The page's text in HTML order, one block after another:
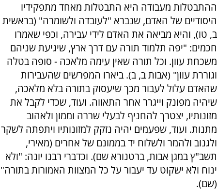
ההתבטלות מעבודה היא התבטלות מאחד מתפקידיו
היסודיים של האדם, שנברא "לעובדה ולשומרה" (בראשית
ב, טו), והיא מביאה את האדם לידי עבירה, וכפי שאמרו
חכמים: "יפה תלמוד תורה עם דרך ארץ, שיגיעת שניהם
משכחת עוון. וכל תורה שאין עימה מלאכה - סופה בטלה
וגוררת עוון" (אבות ב, ב). ביארו המפרשים שהעבירות
שהאדם עלול לעבור מכך שיעסוק בתורה בלא מלאכה,
שיהיה מפונק וייגרר אחר התאווה. ועוד, שכדי לקבל את
מזונותיו, יצטרך להחניף לבעלי שררה וממון ולאהוב
מתנות. ועוד, שפעמים יהיה נזקק למזונותיו ויתפתה לשקר
ולגנוב ולהמר ולשלוח יד בממונם של אחרים (מאירי,
תשב"ץ במגן אבות, ברטנורא שם). וכדברי רבנו יונה: "ולא
ינוח ולא ישקוט עד יעבור על כל המצוות האמורות בתורה"
(שם).